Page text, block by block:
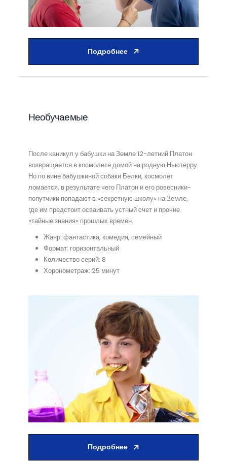
Подробнее
Подробнее
Необучаемые
После каникул у бабушки на Земле 12-летний Платон
возвращается в космолете домой на родную Ньютерру.
Но по вине бабушкиной собаки Белки, космолет
ломается, в результате чего Платон и его ровесники-
попутчики попадают в «секретную школу» на Земле,
где им предстоит осваивать устный счет и прочие
«тайные знания» прошлых времен.
Жанр: фантастика, комедия, семейный
Формат: горизонтальный
Количество серий: 8
Хоронометраж: 25 минут